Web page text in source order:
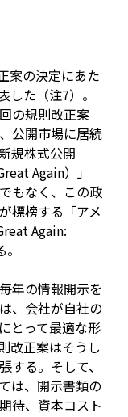
案の決定にあた
した（注7）。
の規則改正案
公開市場に居続
規株式公開
Again）」
もなく、この政
標榜する「アメ
Again:
年の情報開示を
、会社が自社の
とって最適な形
改正案はそうし
する。そして、
は、開示書類の
待、資本コスト